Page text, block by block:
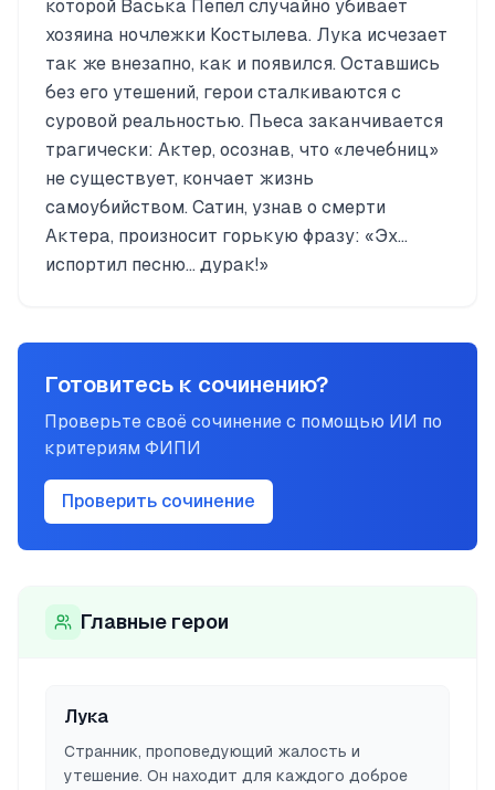
которой Васька Пепел случайно убивает
хозяина ночлежки Костылева. Лука исчезает
так же внезапно, как и появился. Оставшись
без его утешений, герои сталкиваются с
суровой реальностью. Пьеса заканчивается
трагически: Актер, осознав, что «лечебниц»
не существует, кончает жизнь
самоубийством. Сатин, узнав о смерти
Актера, произносит горькую фразу: «Эх...
испортил песню... дурак!»
Готовитесь к сочинению?
Проверьте своё сочинение с помощью ИИ по
критериям ФИПИ
Проверить сочинение
Главные герои
Лука
Странник, проповедующий жалость и
утешение. Он находит для каждого доброе